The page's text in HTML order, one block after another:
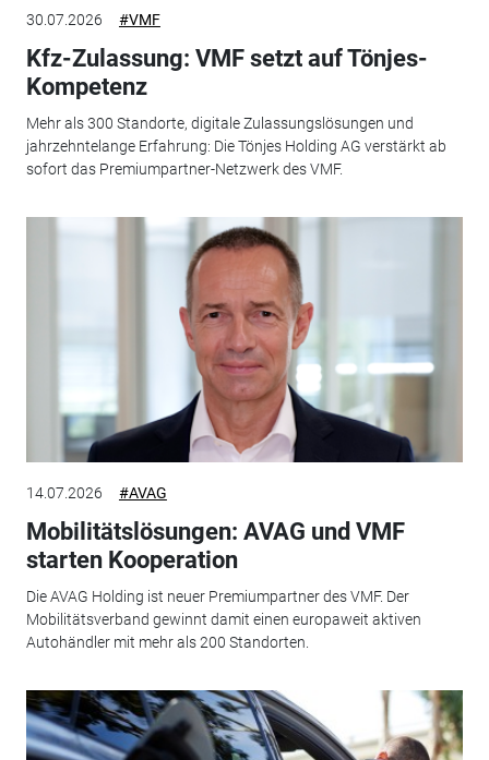
30.07.2026 #VMF
Kfz-Zulassung: VMF setzt auf Tönjes-
Kompetenz
Mehr als 300 Standorte, digitale Zulassungslösungen und
jahrzehntelange Erfahrung: Die Tönjes Holding AG verstärkt ab
sofort das Premiumpartner-Netzwerk des VMF.
14.07.2026 #AVAG
Mobilitätslösungen: AVAG und VMF
starten Kooperation
Die AVAG Holding ist neuer Premiumpartner des VMF. Der
Mobilitätsverband gewinnt damit einen europaweit aktiven
Autohändler mit mehr als 200 Standorten.